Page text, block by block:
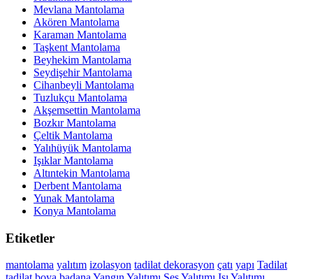
Mevlana Mantolama
Akören Mantolama
Karaman Mantolama
Taşkent Mantolama
Beyhekim Mantolama
Seydişehir Mantolama
Cihanbeyli Mantolama
Tuzlukçu Mantolama
Akşemsettin Mantolama
Bozkır Mantolama
Çeltik Mantolama
Yalıhüyük Mantolama
Işıklar Mantolama
Altıntekin Mantolama
Derbent Mantolama
Yunak Mantolama
Konya Mantolama
Etiketler
mantolama yalıtım izolasyon tadilatdekorasyon çatı yapı Tadilat